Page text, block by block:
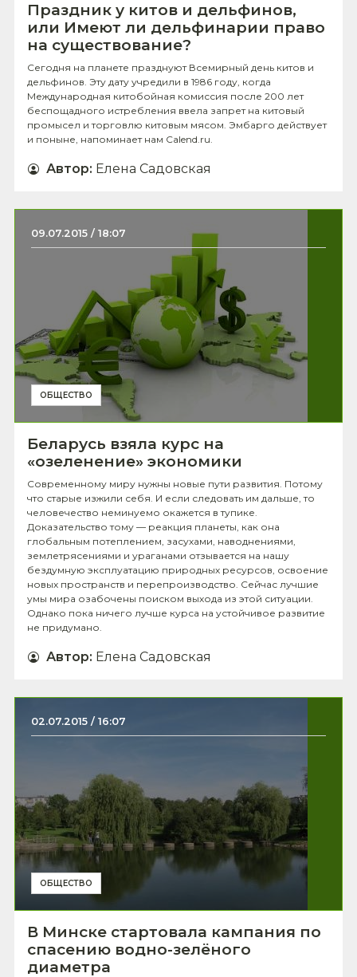
Праздник у китов и дельфинов,
или Имеют ли дельфинарии право
на существование?
Сегодня на планете празднуют Всемирный день китов и
дельфинов. Эту дату учредили в 1986 году, когда
Международная китобойная комиссия после 200 лет
беспощадного истребления ввела запрет на китовый
промысел и торговлю китовым мясом. Эмбарго действует
и поныне, напоминает нам Calend.ru.
Автор: Елена Садовская
09.07.2015 / 18:07
ОБЩЕСТВО
Беларусь взяла курс на
«озеленение» экономики
Современному миру нужны новые пути развития. Потому
что старые изжили себя. И если следовать им дальше, то
человечество неминуемо окажется в тупике.
Доказательство тому — реакция планеты, как она
глобальным потеплением, засухами, наводнениями,
землетрясениями и ураганами отзывается на нашу
бездумную эксплуатацию природных ресурсов, освоение
новых пространств и перепроизводство. Сейчас лучшие
умы мира озабочены поиском выхода из этой ситуации.
Однако пока ничего лучше курса на устойчивое развитие
не придумано.
Автор: Елена Садовская
02.07.2015 / 16:07
ОБЩЕСТВО
В Минске стартовала кампания по
спасению водно-зелёного
диаметра